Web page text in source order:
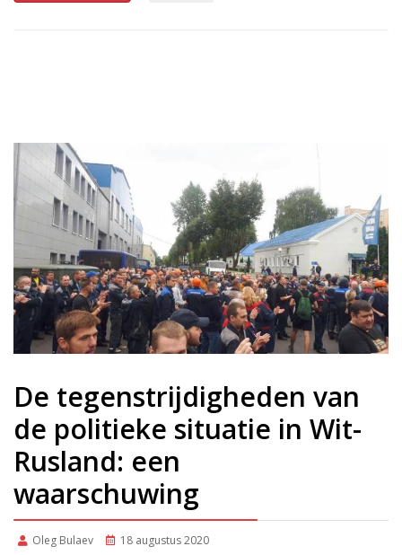
De tegenstrijdigheden van
de politieke situatie in Wit-
Rusland: een
waarschuwing
Oleg Bulaev 18 augustus 2020